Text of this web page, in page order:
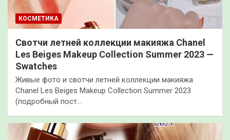
КОСМЕТИКА
Свотчи летней коллекции макияжа Chanel
Les Beiges Makeup Collection Summer 2023 —
Swatches
Живые фото и свотчи летней коллекции макияжа
Chanel Les Beiges Makeup Collection Summer 2023
(подробный пост…